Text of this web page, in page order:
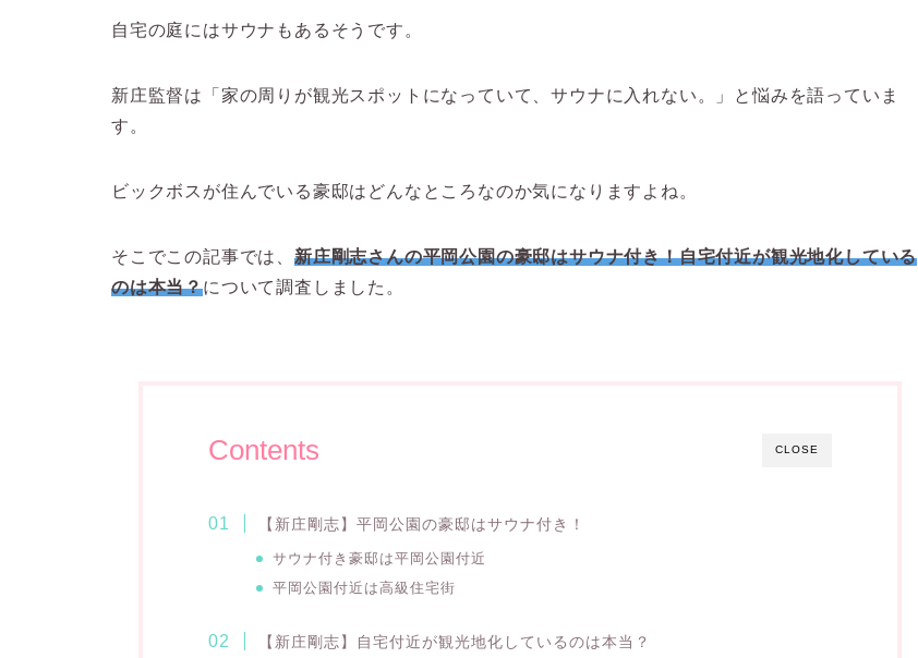
自宅の庭にはサウナもあるそうです。
新庄監督は「家の周りが観光スポットになっていて、サウナに入れない。」と悩みを語っていま
す。
ビックボスが住んでいる豪邸はどんなところなのか気になりますよね。
そこでこの記事では、 新庄剛志さんの平岡公園の豪邸はサウナ付き！自宅付近が観光地化している
のは本当？について調査しました。
CLOSE
Contents
【新庄剛志】平岡公園の豪邸はサウナ付き！
サウナ付き豪邸は平岡公園付近
平岡公園付近は高級住宅街
【新庄剛志】自宅付近が観光地化しているのは本当？